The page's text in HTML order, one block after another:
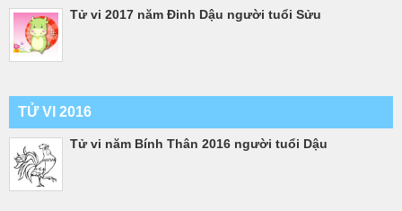
Tử vi 2017 năm Đinh Dậu người tuổi Sửu
TỬ VI 2016
Tử vi năm Bính Thân 2016 người tuổi Dậu